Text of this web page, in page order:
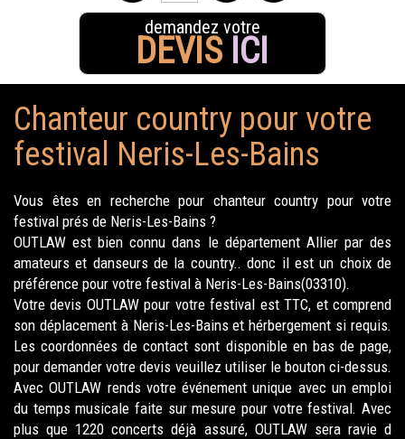
demandez votre
DEVIS ICI
Chanteur country pour votre
festival Neris-Les-Bains
Vous êtes en recherche pour chanteur country pour votre
festival prés de Neris-Les-Bains ?
OUTLAW est bien connu dans le département Allier par des
amateurs et danseurs de la country.. donc il est un choix de
préférence pour votre festival à Neris-Les-Bains(03310).
Votre devis OUTLAW pour votre festival est TTC, et comprend
son déplacement à Neris-Les-Bains et hérbergement si requis.
Les coordonnées de contact sont disponible en bas de page,
pour demander votre devis veuillez utiliser le bouton ci-dessus.
Avec OUTLAW rends votre événement unique avec un emploi
du temps musicale faite sur mesure pour votre festival. Avec
plus que 1220 concerts déjà assuré, OUTLAW sera ravie d